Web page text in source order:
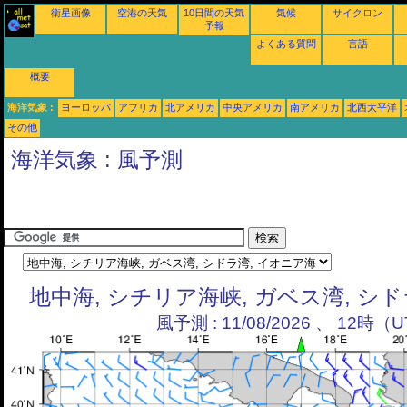
衛星画像 空港の天気
10日間の天気
予報
気候 サイクロン
よくある質問 言語
概要
海洋気象 : ヨーロッパ アフリカ 北アメリカ 中央アメリカ 南アメリカ 北西太平洋
その他
海洋気象 : 風予測
地中海, シチリア海峡, ガベス湾, シ
風予測 : 11/08/2026 、 12時（